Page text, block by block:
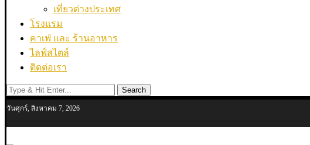
เที่ยวต่างประเทศ
โรงแรม
คาเฟ่ และ ร้านอาหาร
ไลฟ์สไตล์
ติดต่อเรา
Search
วันศุกร์, สิงหาคม 7, 2026